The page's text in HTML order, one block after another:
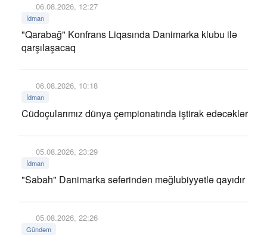
06.08.2026, 12:27
İdman
"Qarabağ" Konfrans Liqasında Danimarka klubu ilə
qarşılaşacaq
06.08.2026, 10:18
İdman
Cüdoçularımız dünya çempionatında iştirak edəcəklər
05.08.2026, 23:29
İdman
"Sabah" Danimarka səfərindən məğlubiyyətlə qayıdır
05.08.2026, 22:26
Gündəm